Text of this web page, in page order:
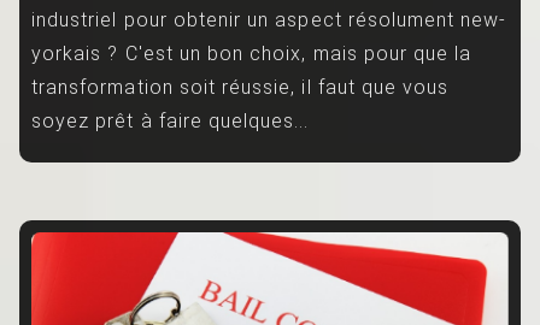
industriel pour obtenir un aspect résolument new-
yorkais ? C'est un bon choix, mais pour que la
transformation soit réussie, il faut que vous
soyez prêt à faire quelques...